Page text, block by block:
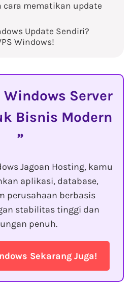
cara mematikan update
Update Sendiri?
Windows!
Windows Server
Bisnis Modern
Jagoan Hosting, kamu
aplikasi, database,
perusahaan berbasis
stabilitas tinggi dan
penuh.
Sekarang Juga!